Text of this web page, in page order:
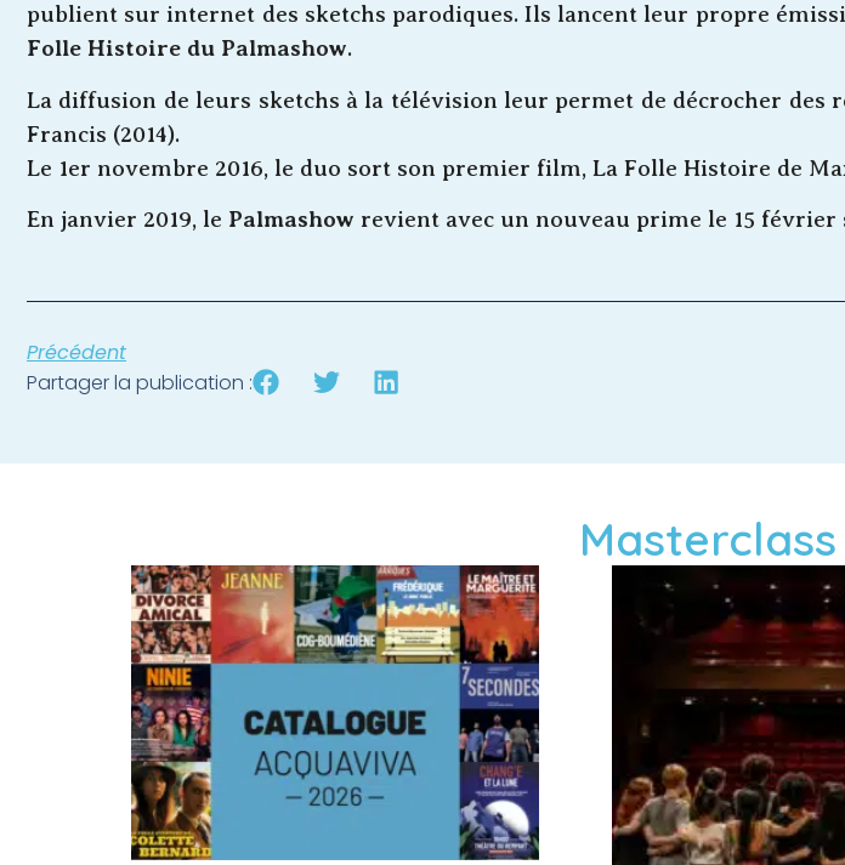
publient sur internet des sketchs parodiques. Ils lancent leur propre
Folle Histoire du Palmashow.
La diffusion de leurs sketchs à la télévision leur permet de décrocher des
Francis (2014).
Le 1er novembre 2016, le duo sort son premier film, La Folle Histoire de
En janvier 2019, le Palmashow revient avec un nouveau prime le 15 février
Précédent
Partager la publication :